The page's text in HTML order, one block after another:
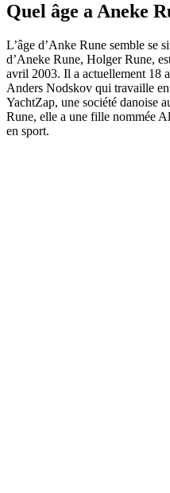
Quel âge a Aneke
L’âge d’Anke Rune semble se
d’Aneke Rune, Holger Rune,
avril 2003. Il a actuellement 18
Anders Nodskov qui travaille
YachtZap, une société danoise
Rune, elle a une fille nommée
en sport.